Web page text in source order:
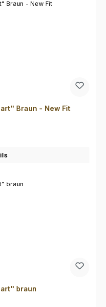
Braun - New Fit
braun